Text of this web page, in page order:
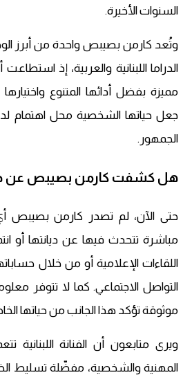
السنوات الأخيرة.
وتُعد كارمن بصيبص واحدة من أبرز
الدراما اللبنانية والعربية، إذ
مميزة بفضل أدائها المتنوع
جعل حياتها الشخصية محل اهتمام
الجمهور.
هل كشفت كارمن بصيبص عن
حتى الآن، لم تصدر كارمن بصيبص
مباشرة تتحدث فيها عن ديانتها أو
اللقاءات الإعلامية أو من خلال
التواصل الاجتماعي. كما لا تتوفر
موثوقة تؤكد هذا الجانب من حياتها
ويرى متابعون أن الفنانة اللبنانية
المهنية والشخصية، مفضّلة تسليط